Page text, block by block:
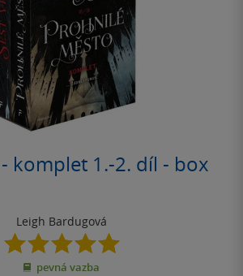
komplet 1.-2. díl - box
Leigh Bardugová
5.0
z
5
pevná vazba